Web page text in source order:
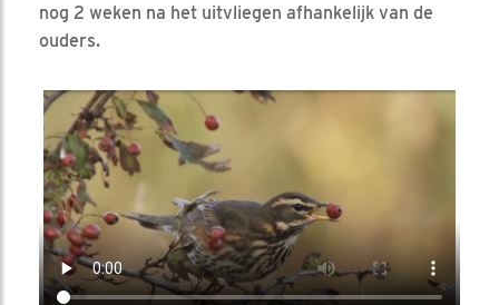
nog 2 weken na het uitvliegen afhankelijk van de
ouders.
Video in nieuw venster openen